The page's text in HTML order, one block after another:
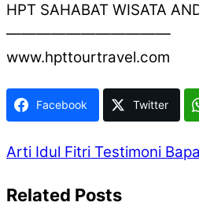
HPT SAHABAT WISATA
———————————
www.hpttourtravel.com
Facebook Twitter
Arti Idul Fitri Testimoni
Related Posts